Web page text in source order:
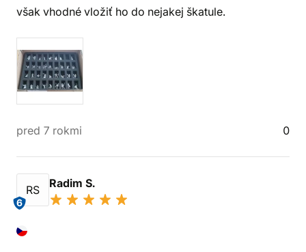
však vhodné vložiť ho do nejakej škatule.
pred 7 rokmi 0
RS
6
Radim S.